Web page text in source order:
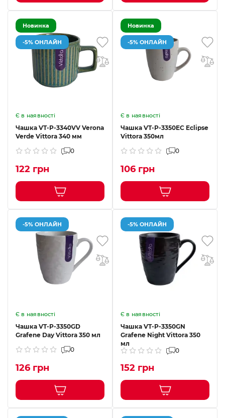
Новинка
-5% ОНЛАЙН
Є в наявності
Чашка VT-P-3340VV Verona
Verde Vittora 340 мм
0
122 грн
Новинка
-5% ОНЛАЙН
Є в наявності
Чашка VT-P-3350EC Eclipse
Vittora 350мл
0
106 грн
-5% ОНЛАЙН
Є в наявності
Чашка VT-P-3350GD
Grafene Day Vittora 350 мл
0
126 грн
-5% ОНЛАЙН
Є в наявності
Чашка VT-P-3350GN
Grafene Night Vittora 350
мл
0
152 грн